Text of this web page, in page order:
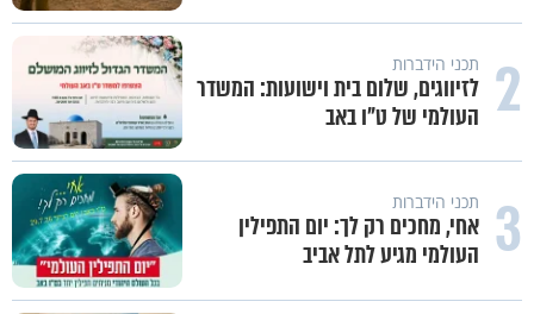
2 תכני הידברות
לזיווגים, שלום בית וישועות: המשדר
העולמי של ט"ו באב
3 תכני הידברות
אחי, מחכים רק לך: יום התפילין
העולמי מגיע לתל אביב